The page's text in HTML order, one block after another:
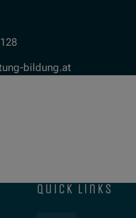
bildung.at
quick links